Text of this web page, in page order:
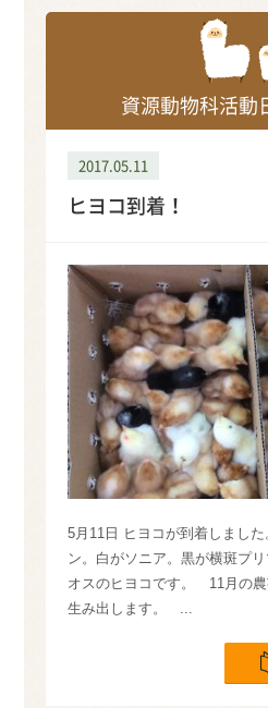
資源動物科活動
2017.05.11
ヒヨコ到着！
5月11日 ヒヨコが到着しまし
ン。白がソニア。黒が横斑プ
オスのヒヨコです。 11月の
生み出します。 ...